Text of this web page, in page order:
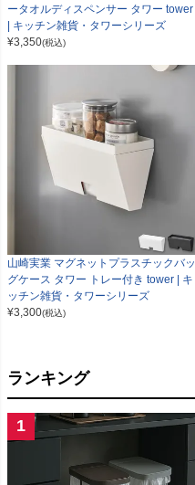
ータオルディスペンサー タワー tower
| キッチン雑貨・タワーシリーズ
¥3,350(税込)
山崎実業 マグネットプラスチックバッ
グケース タワー トレー付き tower | キ
ッチン雑貨・タワーシリーズ
¥3,300(税込)
ランキング
1